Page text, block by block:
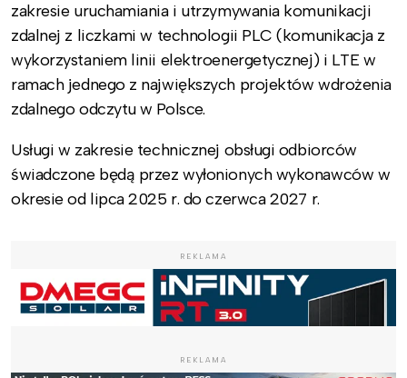
zakresie uruchamiania i utrzymywania komunikacji
zdalnej z liczkami w technologii PLC (komunikacja z
wykorzystaniem linii elektroenergetycznej) i LTE w
ramach jednego z największych projektów wdrożenia
zdalnego odczytu w Polsce.
Usługi w zakresie technicznej obsługi odbiorców
świadczone będą przez wyłonionych wykonawców w
okresie od lipca 2025 r. do czerwca 2027 r.
REKLAMA
REKLAMA